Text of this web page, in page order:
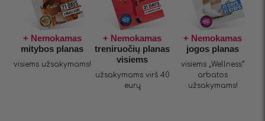
+ Nemokamas
mitybos planas
visiems užsakymams!
+ Nemokamas
treniruočių planas
visiems
užsakymams virš 40
eurų
+ Nemokamas
jogos planas
visiems „Wellness“
arbatos
užsakymams!